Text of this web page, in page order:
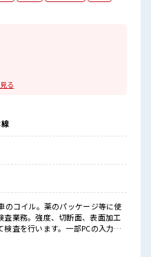
ます♪
ト満喫！
でなければOKです！
だけど、
していきましょう！
♪
る
のコイル。薬のパッケージ等に使
査業務。強度、切断面、表面加工
査を行います。一部PCの入力業
、未経験者可能。(数字、文字の